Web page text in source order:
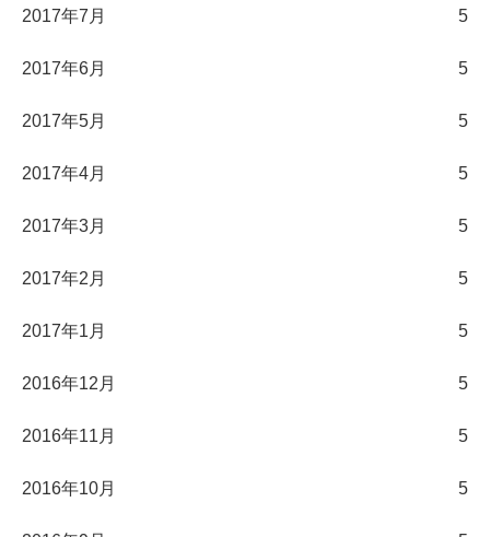
2017年7月 5
2017年6月 5
2017年5月 5
2017年4月 5
2017年3月 5
2017年2月 5
2017年1月 5
2016年12月 5
2016年11月 5
2016年10月 5